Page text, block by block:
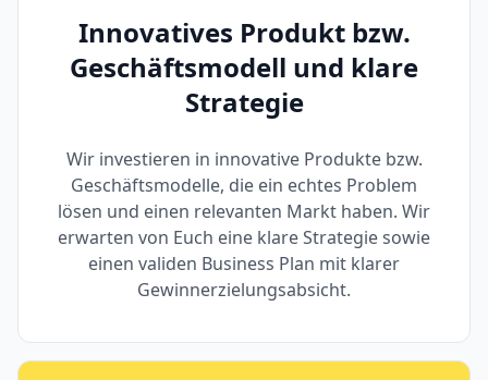
Innovatives Produkt bzw.
Geschäftsmodell und klare
Strategie
Wir investieren in innovative Produkte bzw.
Geschäftsmodelle, die ein echtes Problem
lösen und einen relevanten Markt haben. Wir
erwarten von Euch eine klare Strategie sowie
einen validen Business Plan mit klarer
Gewinnerzielungsabsicht.